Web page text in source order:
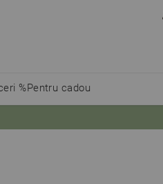
%Pentru cadou